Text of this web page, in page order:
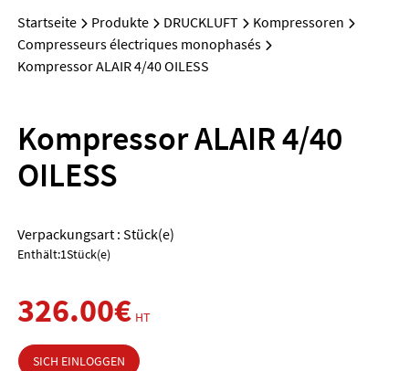
Startseite Produkte DRUCKLUFT
Kompressoren
Compresseurs électriques monophasés
Kompressor ALAIR 4/40 OILESS
Kompressor ALAIR 4/40
OILESS
Verpackungsart : Stück(e)
Enthält:1Stück(e)
326.00€ HT
SICH EINLOGGEN